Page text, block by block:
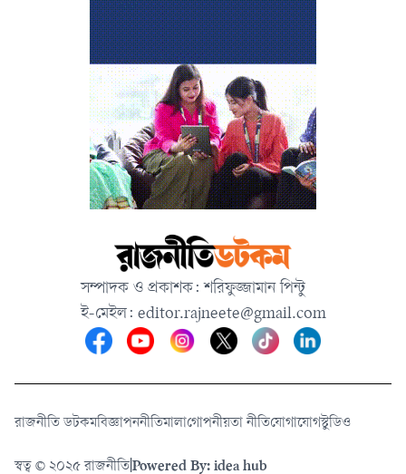
সম্পাদক ও প্রকাশক: শরিফুজ্জামান পিন্টু
ই-মেইল: editor.rajneete@gmail.com
রাজনীতি ডটকমবিজ্ঞাপননীতিমালাগোপনীয়তা নীতিযোগাযোগস্টুডিও
স্বত্ব © ২০২৫ রাজনীতিPowered By: idea hub